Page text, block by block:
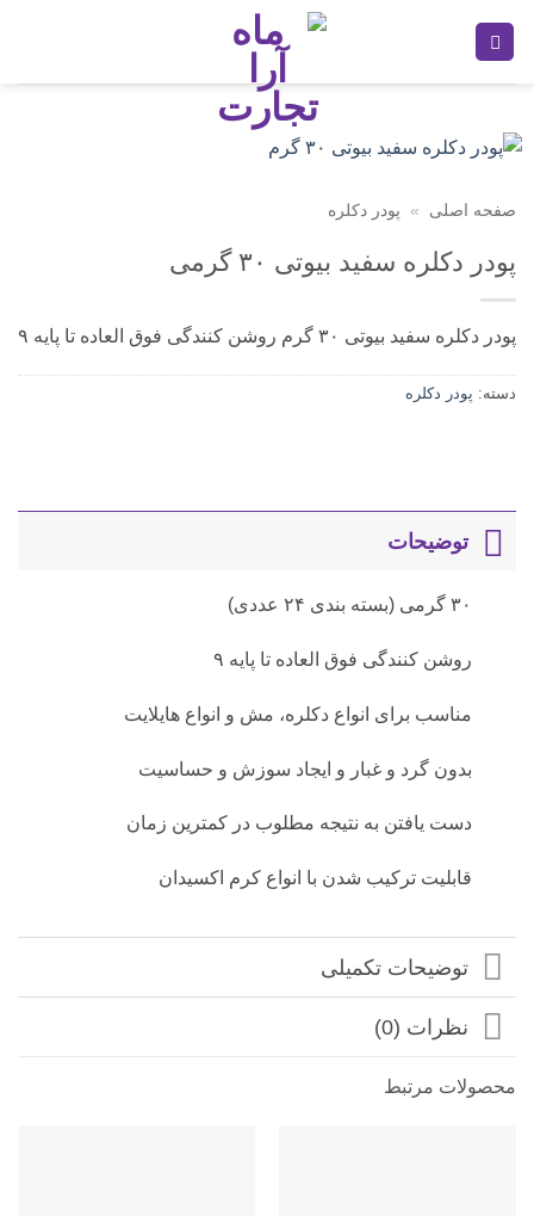
صفحه اصلی » پودر دکلره
پودر دکلره سفید بیوتی ۳۰ گرمی
پودر دکلره سفید بیوتی ۳۰ گرم روشن کنندگی فوق العاده تا پایه ۹
دسته: پودر دکلره
توضیحات
۳۰ گرمی (بسته بندی ۲۴ عددی)
روشن کنندگی فوق العاده تا پایه ۹
مناسب برای انواع دکلره، مش و انواع هایلایت
بدون گرد و غبار و ایجاد سوزش و حساسیت
دست یافتن به نتیجه مطلوب در کمترین زمان
قابلیت ترکیب شدن با انواع کرم اکسیدان
توضیحات تکمیلی
نظرات (0)
محصولات مرتبط